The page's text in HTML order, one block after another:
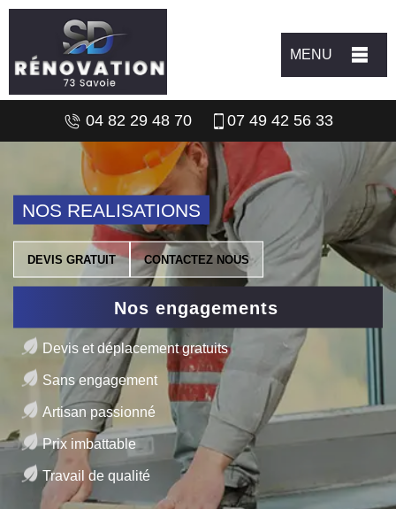
MENU
04 82 29 48 70 07 49 42 56 33
NOS REALISATIONS
DEVIS GRATUIT CONTACTEZ NOUS
Nos engagements
Devis et déplacement gratuits
Sans engagement
Artisan passionné
Prix imbattable
Travail de qualité